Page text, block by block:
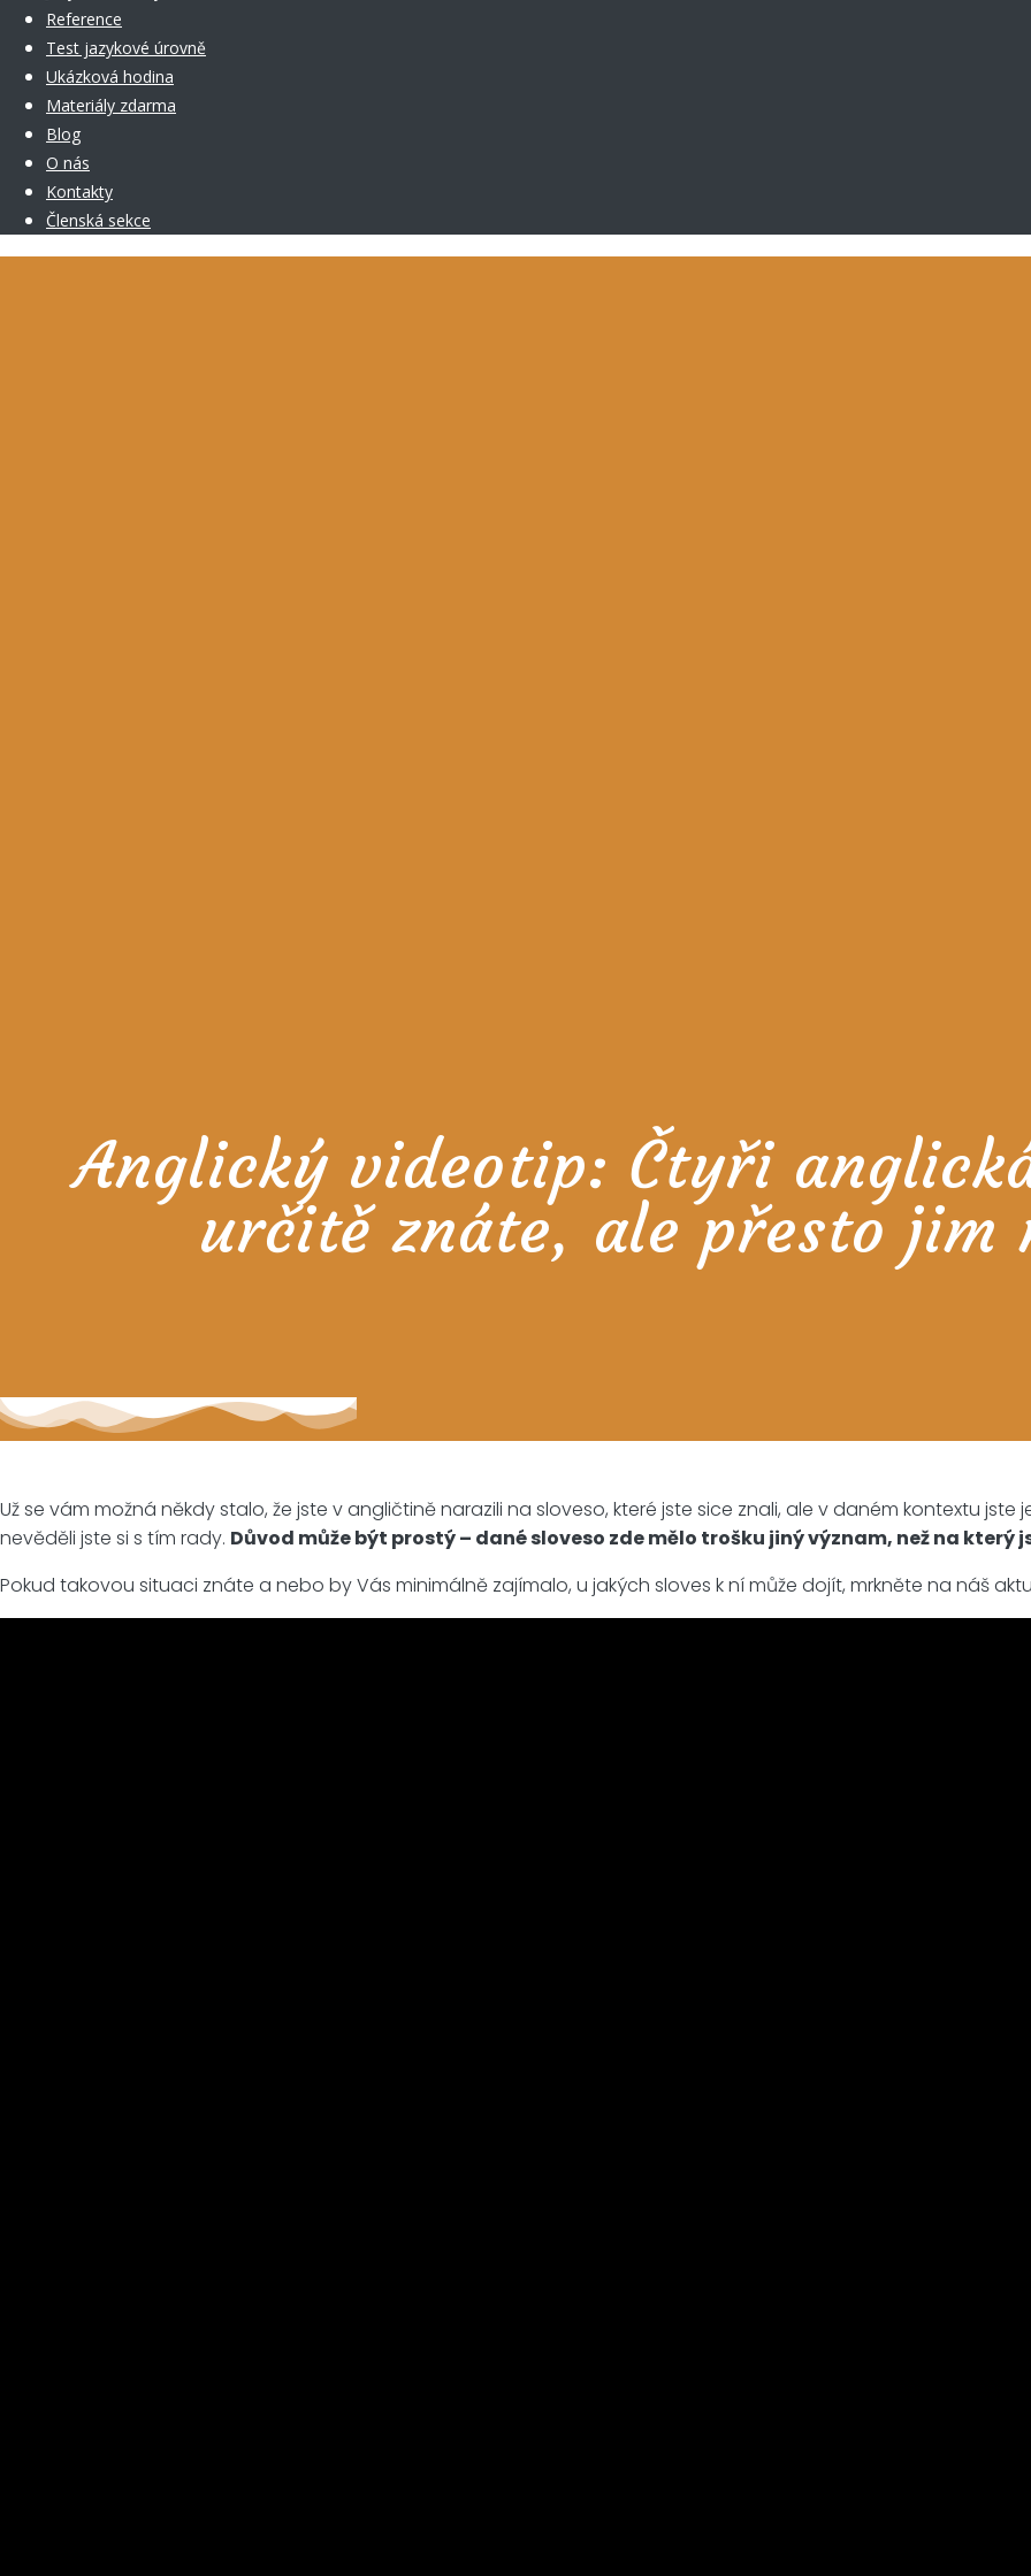
Reference
Test jazykové úrovně
Ukázková hodina
Materiály zdarma
Blog
O nás
Kontakty
Členská sekce
Anglický videotip: Čtyři
určitě znáte, ale přesto jim
Už se vám možná někdy stalo, že jste v angličtině narazili na sloveso, které jste sice znali, ale v daném kontextu
nevěděli jste si s tím rady. Důvod může být prostý – dané sloveso zde mělo trošku jiný význam, než na
Pokud takovou situaci znáte a nebo by Vás minimálně zajímalo, u jakých sloves k ní může dojít, mrkněte na náš